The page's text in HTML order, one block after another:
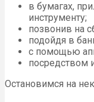
в бумагах,
инструменту;
позвонив на
подойдя в
с помощью
посредством
Остановимся на